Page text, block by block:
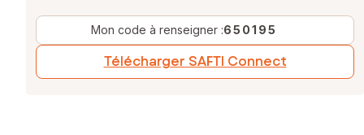
Mon code à renseigner :650195
Télécharger SAFTI Connect